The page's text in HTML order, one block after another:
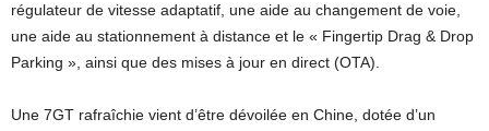
régulateur de vitesse adaptatif, une aide au changement de voie,
une aide au stationnement à distance et le « Fingertip Drag & Drop
Parking », ainsi que des mises à jour en direct (OTA).
Une 7GT rafraîchie vient d’être dévoilée en Chine, dotée d’un